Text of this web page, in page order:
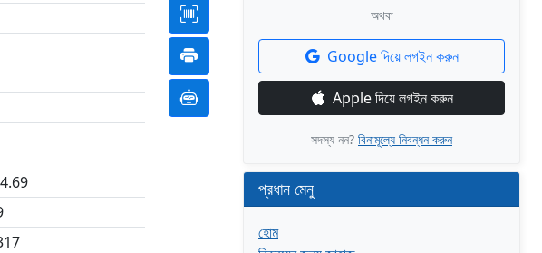
অথবা
Google দিয়ে লগইন করুন
Apple দিয়ে লগইন করুন
সদস্য নন? বিনামূল্যে নিবন্ধন করুন
প্রধান মেনু
হোম